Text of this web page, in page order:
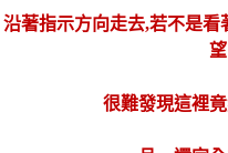
沿著指示方向走去,若不是
望
很難發現這裡